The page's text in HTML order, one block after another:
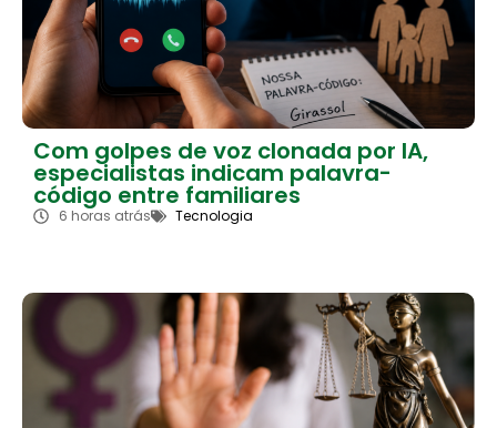
Com golpes de voz clonada por IA,
especialistas indicam palavra-
código entre familiares
6 horas atrás Tecnologia